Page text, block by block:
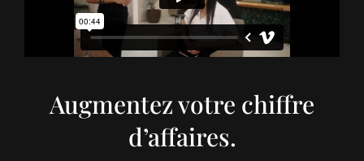
Augmentez votre chiffre
d’affaires.